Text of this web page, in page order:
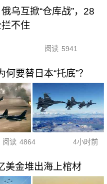
乌互掀“仓库战”，28
不住
阅读 5941
要替日本“托底”？
阅读 4864 4小时前
美金堆出海上棺材